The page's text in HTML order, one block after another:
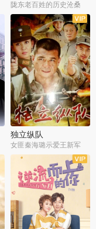
陇东老百姓的历史沧桑
全44集
独立纵队
女匪秦海璐示爱王新军
全43集